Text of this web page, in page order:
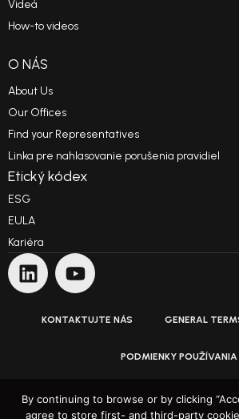
Videá
How-to videos
O NÁS
About Us
Our Offices
Find your Representatives
Linka pre nahlasovanie porušenia pravidiel
Etický kódex
ESG
EULA
Kariéra
KONTAKTUJTE NÁS GENERAL
PODMIENKY POUŽÍVANIA
ZÁSADY OCHRANY OSOBNÝCH
By continuing to browse or by clicking
agree to store first- and third-party